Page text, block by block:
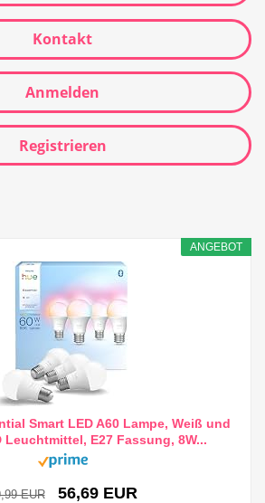
Kontakt
Anmelden
Registrieren
ANGEBOT
Smart LED A60 Lampe, Weiß und
Leuchtmittel, E27 Fassung, 8W...
EUR 56,69 EUR